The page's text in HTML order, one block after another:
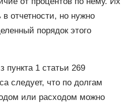
в отчетности, но нужно
порядок этого
пункта 1 статьи 269
следует, что по долгам
или расходом можно